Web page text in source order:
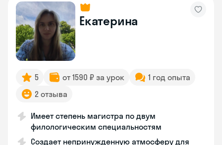
Екатерина
5 от 1590 ₽ за урок
1 год опыта
2 отзыва
Имеет степень магистра по двум
филологическим специальностям
Создает непринужденную атмосферу для